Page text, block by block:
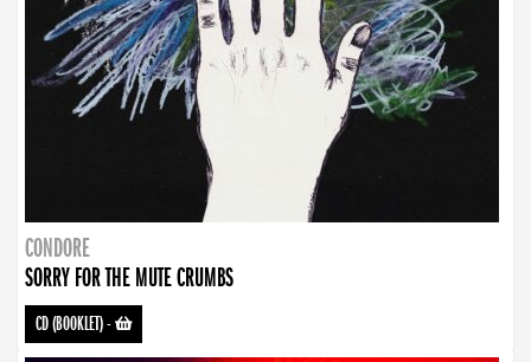
CONDORE
SORRY FOR THE MUTE CRUMBS
CD (BOOKLET)-